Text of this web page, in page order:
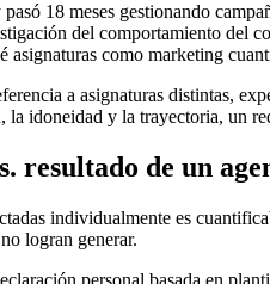
18 meses gestionando
del comportamiento del
asignaturas como marketing
a asignaturas distintas,
idoneidad y la trayectoria, un
resultado de un
individualmente es
logran generar.
personal basada en